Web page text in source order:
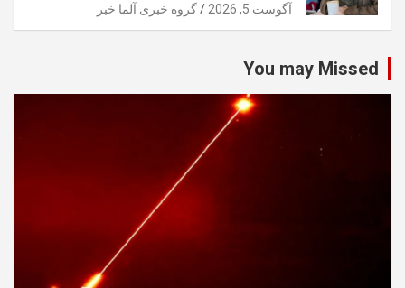
آگوست 5, 2026 گروه خبری آلما خبر
You may Missed